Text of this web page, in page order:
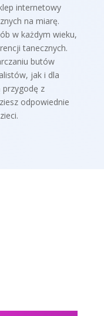
internetowy
na miarę.
w każdym wieku,
tanecznych.
butów
jak i dla
z
odpowiednie